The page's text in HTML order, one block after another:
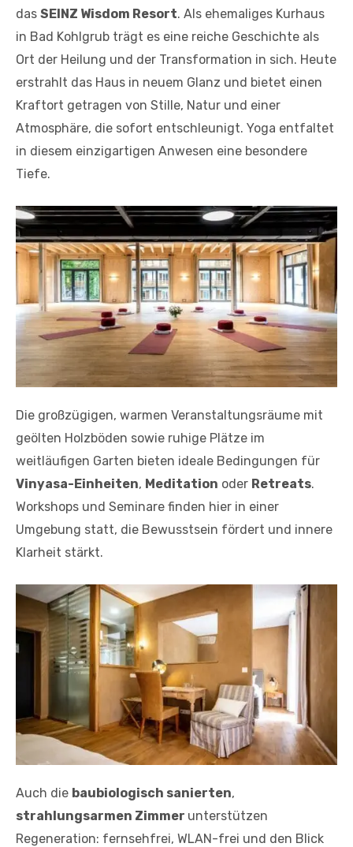
das SEINZ Wisdom Resort. Als ehemaliges Kurhaus
in Bad Kohlgrub trägt es eine reiche Geschichte als
Ort der Heilung und der Transformation in sich. Heute
erstrahlt das Haus in neuem Glanz und bietet einen
Kraftort getragen von Stille, Natur und einer
Atmosphäre, die sofort entschleunigt. Yoga entfaltet
in diesem einzigartigen Anwesen eine besondere
Tiefe.
Die großzügigen, warmen Veranstaltungsräume mit
geölten Holzböden sowie ruhige Plätze im
weitläufigen Garten bieten ideale Bedingungen für
Vinyasa-Einheiten, Meditation oder Retreats.
Workshops und Seminare finden hier in einer
Umgebung statt, die Bewusstsein fördert und innere
Klarheit stärkt.
Auch die baubiologisch sanierten,
strahlungsarmen Zimmer unterstützen
Regeneration: fernsehfrei, WLAN-frei und den Blick